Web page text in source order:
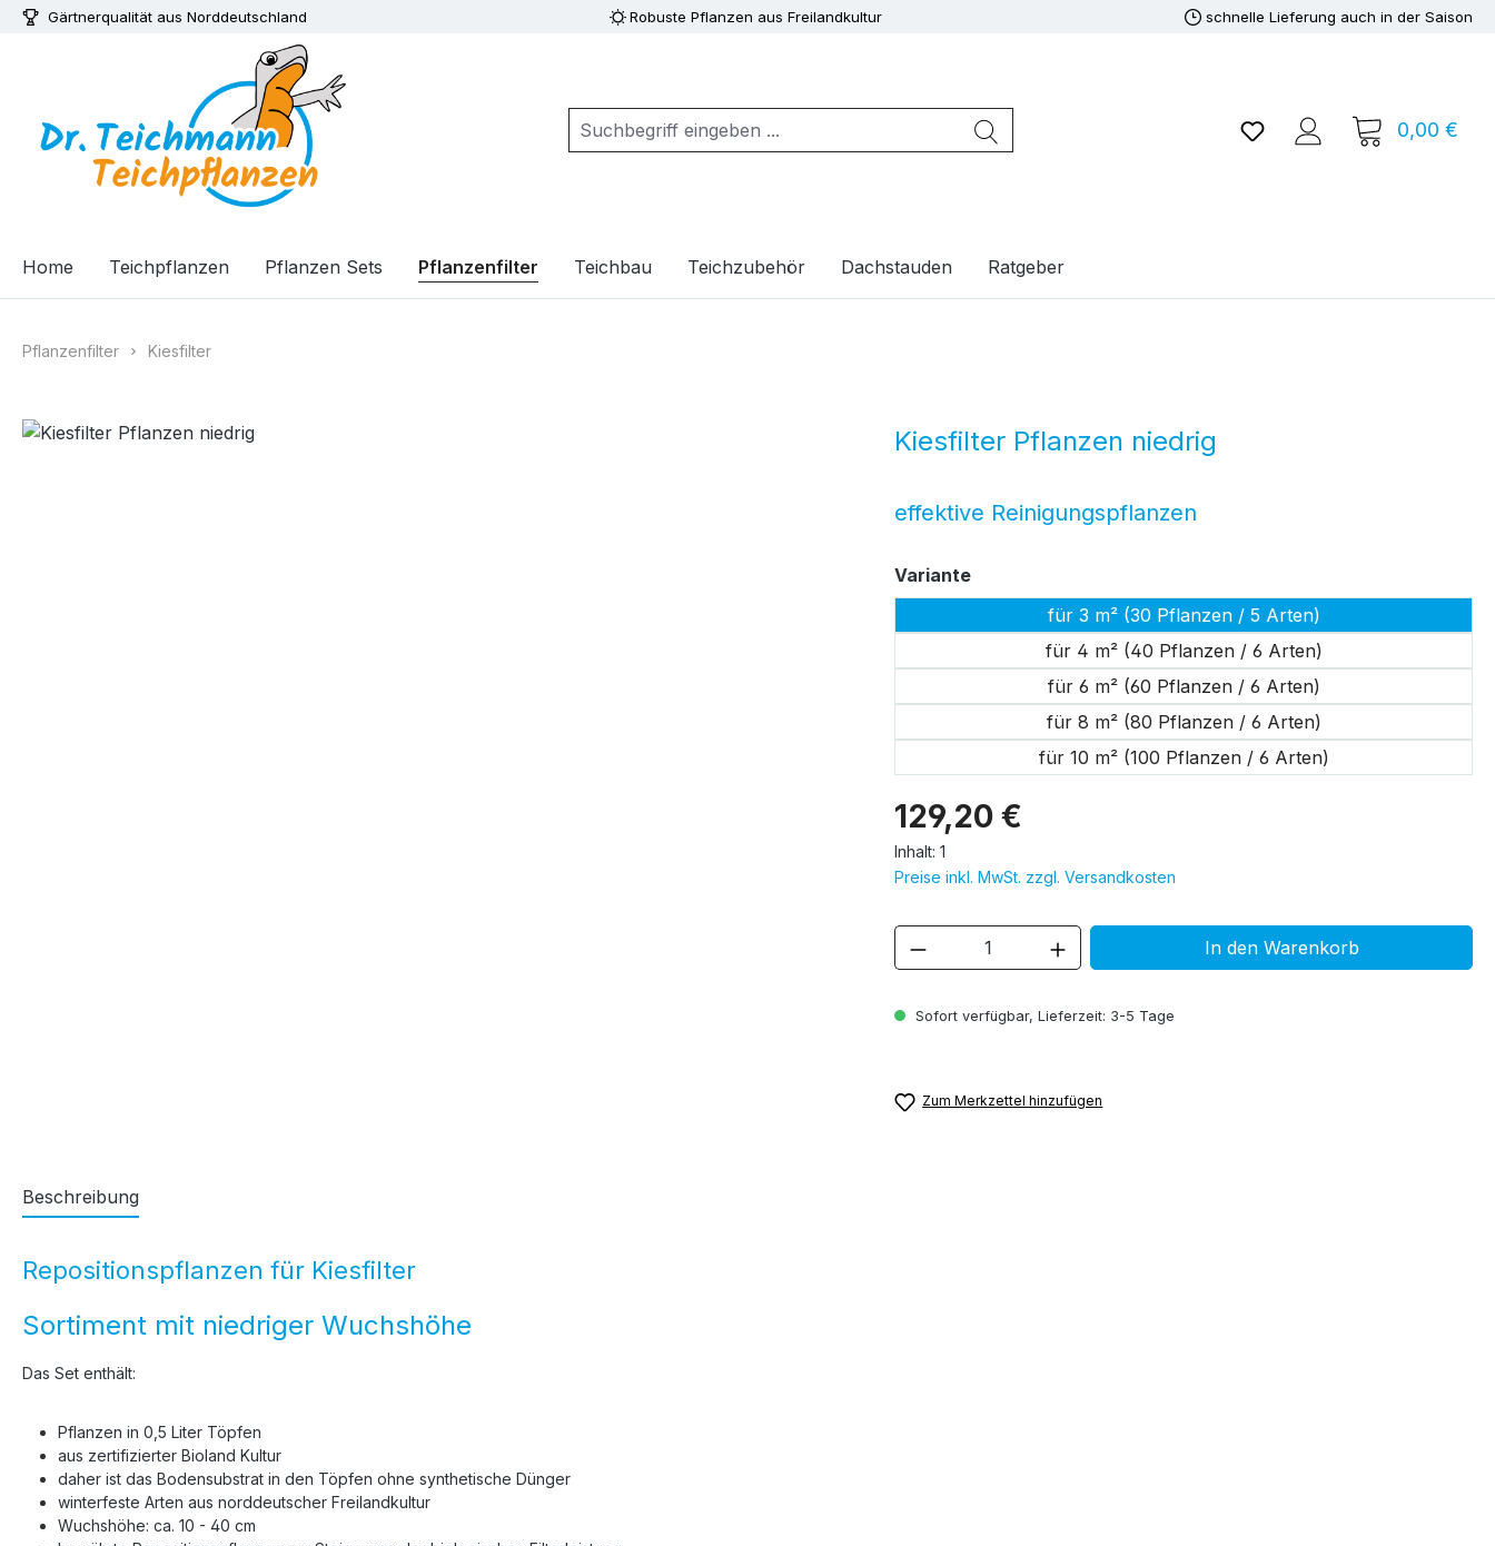
Hauptinhalt springen
Zur Suche springen
Zur Hauptnavigation springen
Gärtnerqualität aus Norddeutschland Robuste Pflanzen aus Freilandkultur schnelle Lieferung auch in der Saison
Du hast 0 Produkte auf
0,00 €
Home Teichpflanzen Pflanzen Sets Pflanzenfilter Teichbau Teichzubehör Dachstauden Ratgeber
Pflanzenfilter Kiesfilter
Bildergalerie überspringen Kiesfilter Pflanzen niedrig
effektive Reinigungspflanzen
129,20 €
Inhalt: 1
Preise inkl. MwSt. zzgl. Versandkosten
Sofort verfügbar, Lieferzeit: 3-5 Tage
Varianteauswählen
für 3 m² (30 Pflanzen / 5 Arten)
für 4 m² (40 Pflanzen / 6 Arten)
für 6 m² (60 Pflanzen / 6 Arten)
für 8 m² (80 Pflanzen / 6 Arten)
für 10 m² (100 Pflanzen / 6 Arten)
Produkt Anzahl: Gib den gewünschten Wert
In den Warenkorb
Zum Merkzettel hinzufügen
Beschreibung
Repositionspflanzen für Kiesfilter
Sortiment mit niedriger Wuchshöhe
Das Set enthält:
Pflanzen in 0,5 Liter Töpfen
aus zertifizierter Bioland Kultur
daher ist das Bodensubstrat in den Töpfen ohne synthetische Dünger
winterfeste Arten aus norddeutscher Freilandkultur
Wuchshöhe: ca. 10 - 40 cm